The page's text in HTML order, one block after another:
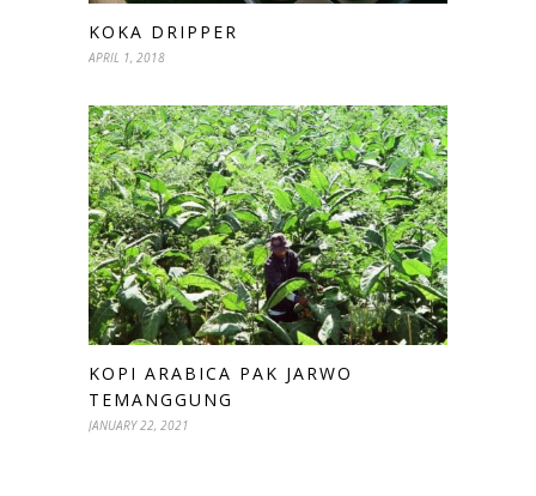
KOKA DRIPPER
APRIL 1, 2018
KOPI ARABICA PAK JARWO
TEMANGGUNG
JANUARY 22, 2021